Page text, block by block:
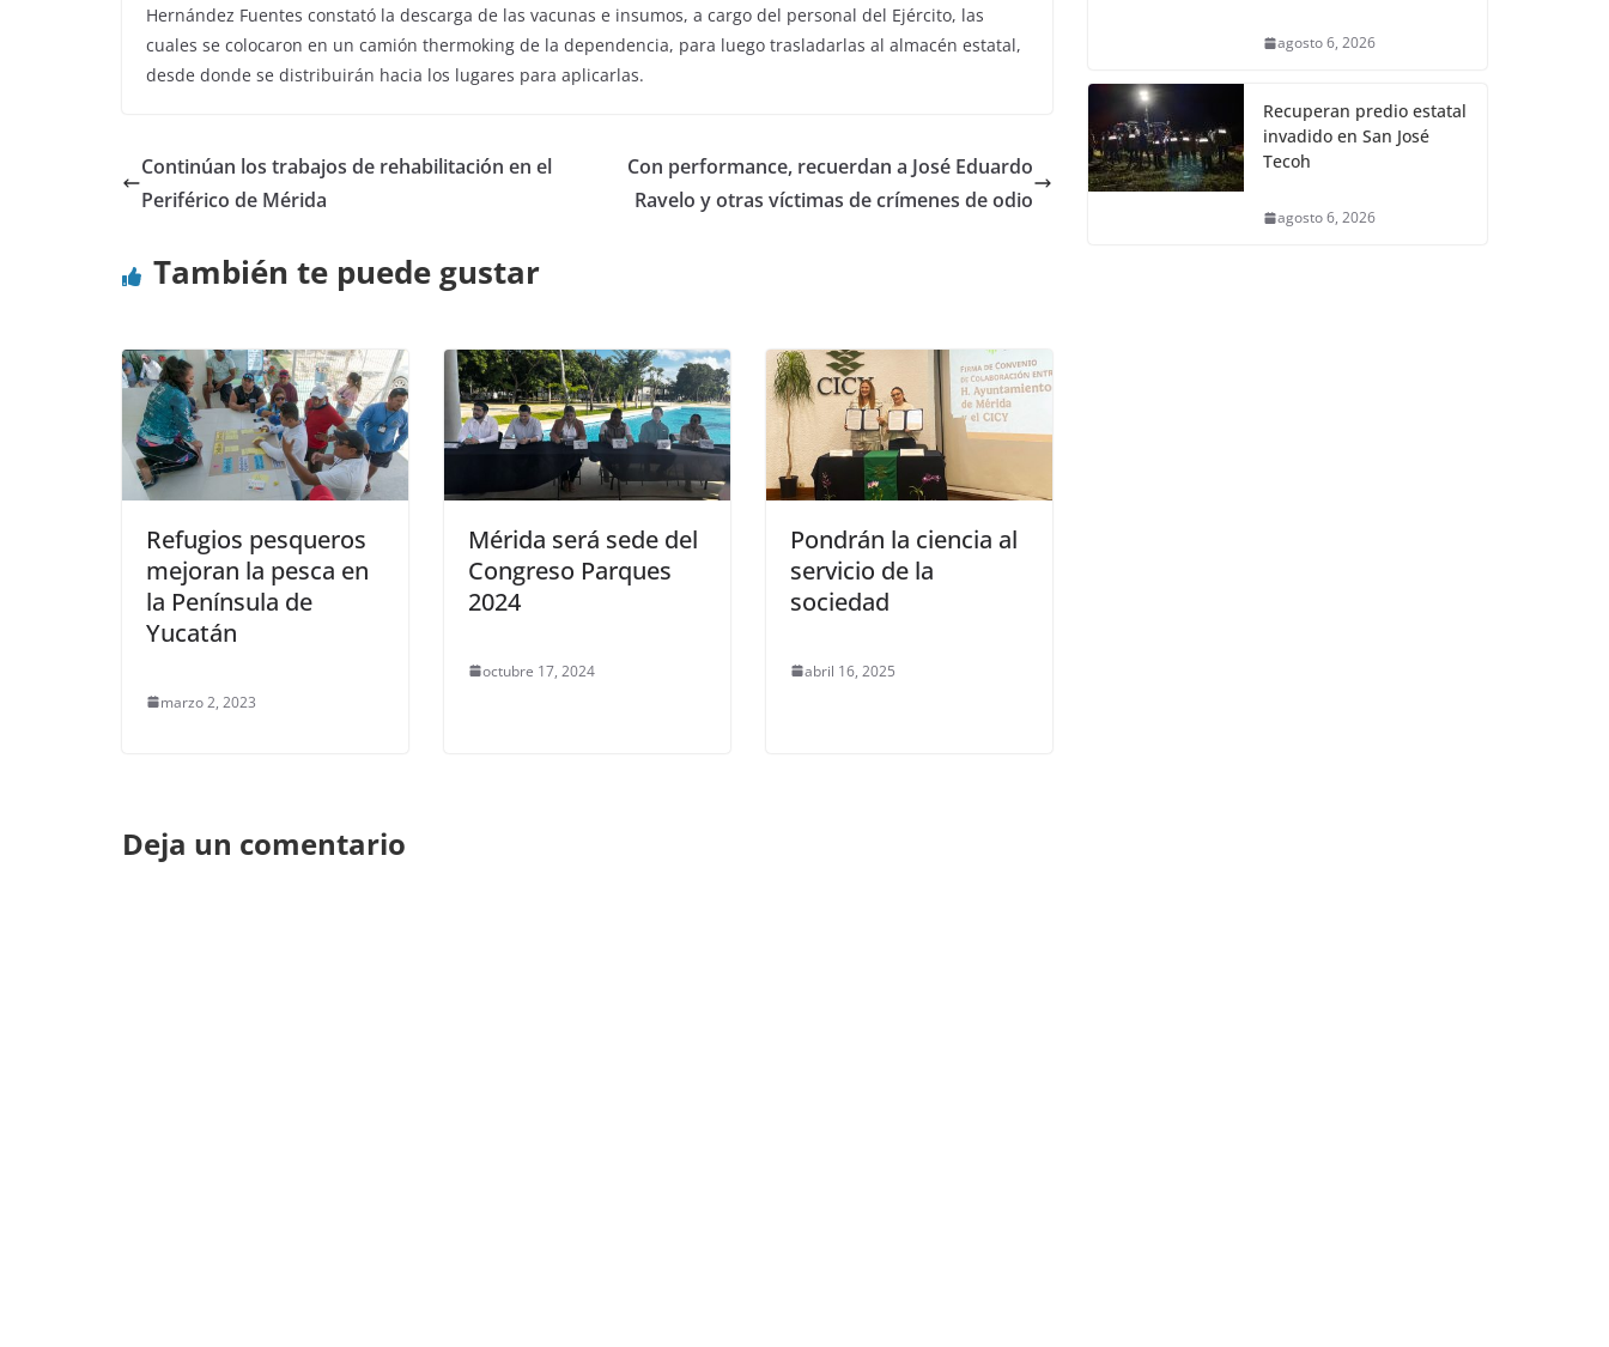
Hernández Fuentes constató la descarga de las vacunas e insumos, a cargo del personal del Ejército, las
cuales se colocaron en un camión thermoking de la dependencia, para luego trasladarlas al almacén estatal,
desde donde se distribuirán hacia los lugares para aplicarlas.
Continúan los trabajos de rehabilitación en el
Periférico de Mérida
Con performance, recuerdan a José Eduardo
Ravelo y otras víctimas de crímenes de odio
También te puede gustar
Refugios pesqueros
mejoran la pesca en
la Península de
Yucatán
marzo 2, 2023
Mérida será sede del
Congreso Parques
2024
octubre 17, 2024
Pondrán la ciencia al
servicio de la
sociedad
abril 16, 2025
Deja un comentario
agosto 6, 2026
Recuperan predio estatal
invadido en San José
Tecoh
agosto 6, 2026